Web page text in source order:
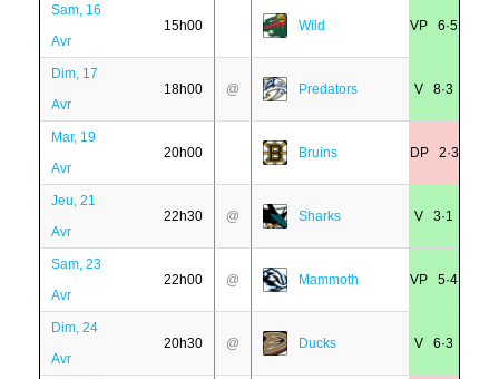
Sam, 16
Avr
15h00 Wild VP 6·5
Dim, 17
Avr
18h00 @ Predators V 8·3
Mar, 19
Avr
20h00 Bruins DP 2·3
Jeu, 21
Avr
22h30 @ Sharks V 3·1
Sam, 23
Avr
22h00 @ Mammoth VP 5·4
Dim, 24
Avr
20h30 @ Ducks V 6·3